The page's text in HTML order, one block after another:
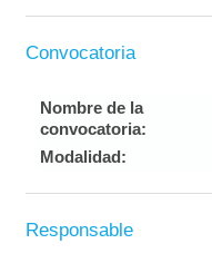
Convocatoria
Nombre de la
convocatoria:
Modalidad:
Responsable